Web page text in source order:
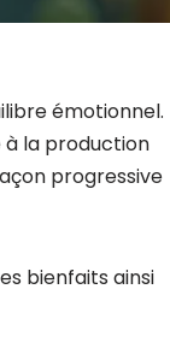
émotionnel.
à la production
progressive
bienfaits ainsi